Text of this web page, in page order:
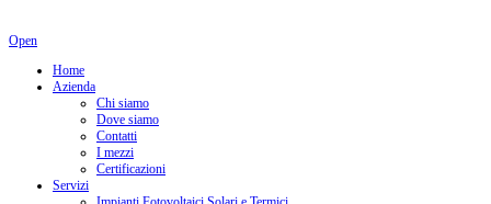
Open
Home
Azienda
Chi siamo
Dove siamo
Contatti
I mezzi
Certificazioni
Servizi